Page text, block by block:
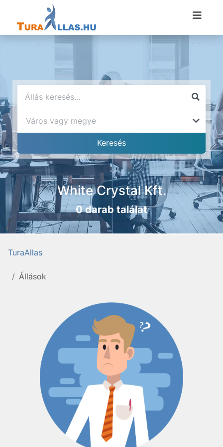
White Crystal Kft.
0 darab találat
TuraAllas
Állások